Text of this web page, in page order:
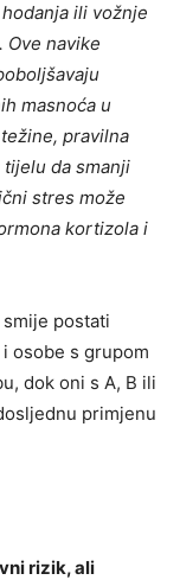
ili vožnje
navike
masnoća u
pravilna
da smanji
stres može
kortizola i
postati
osobe s grupom
dok oni s A, B ili
primjenu
rizik, ali